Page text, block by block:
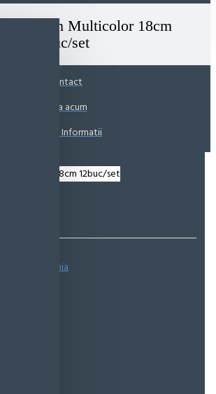
Carton Multicolor 18cm
12buc/set
Contact
Suna acum
Solicita Informatii
Spune-ţi opinia